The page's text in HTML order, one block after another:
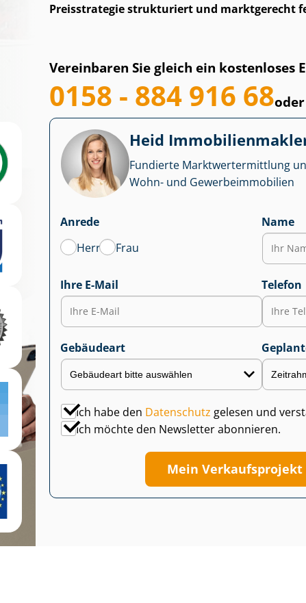
Preisstrategie strukturiert und marktgerecht
Vereinbaren Sie gleich ein kostenloses
0158 - 884 916 68
Heid
Fundierte Markt­wert­ermitt­lung
Wohn- und Ge­wer­be­im­mo­bi­li­en
Anrede
Herr
Frau
Name
Ihre E-Mail Telefon
Gebäudeart
Ich habe den Datenschutz gelesen und
Ich möchte den Newsletter abonnieren.
Mein Verkaufsprojekt